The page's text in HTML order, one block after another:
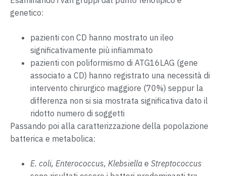
genetico:
pazienti con CD hanno mostrato un ileo
significativamente più infiammato
pazienti con poliformismo di ATG16LAG (gene
associato a CD) hanno registrato una necessità di
intervento chirurgico maggiore (70%) seppur la
differenza non si sia mostrata significativa dato il
ridotto numero di soggetti
Passando poi alla caratterizzazione della popolazione
batterica e metabolica:
E. coli, Enterococcus, Klebsiella e Streptococcus